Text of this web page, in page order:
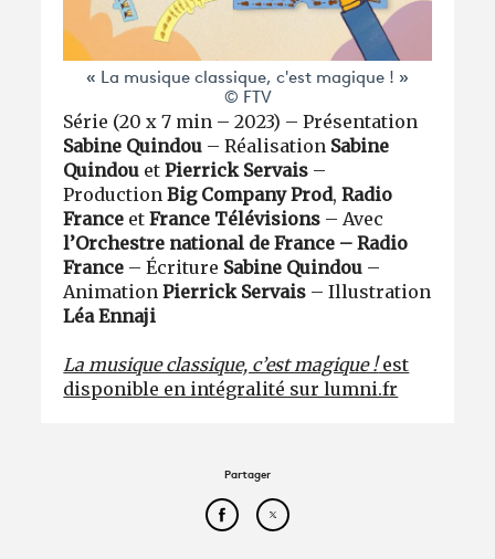
« La musique classique, c'est magique ! »
© FTV
Série (20 x 7 min – 2023) – Présentation
Sabine Quindou – Réalisation Sabine
Quindou et Pierrick Servais –
ProductionBig Company Prod, Radio
France et France Télévisions – Avec
l’Orchestre national de France – Radio
France – Écriture Sabine Quindou –
AnimationPierrick Servais – Illustration
Léa Ennaji
La musique classique, c’est magique !est
disponible en intégralité sur lumni.fr
Partager
Partager cet article sur
Partager cet article sur